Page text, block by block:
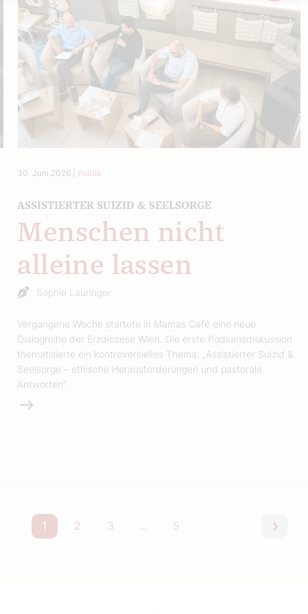
30. Juni 2026 Politik
ASSISTIERTER SUIZID & SEELSORGE
Menschen nicht
alleine lassen
Sophie Lauringer
Vergangene Woche startete in Mamas Café eine neue
Dialogreihe der Erzdiözese Wien. Die erste Podiumsdiskussion
thematisierte ein kontroversielles Thema: „Assistierter Suizid &
Seelsorge – ethische Herausforderungen und pastorale
Antworten“.
Weiterlesen
1 2 3 … 5
nächste